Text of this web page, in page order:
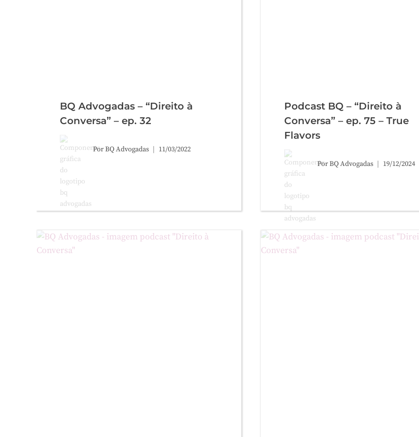
BQ Advogadas – “Direito à
Conversa” – ep. 32
PorBQ Advogadas 11/03/2022
Podcast BQ – “Direito à
Conversa” – ep. 75 – True
Flavors
PorBQ Advogadas 19/12/2024